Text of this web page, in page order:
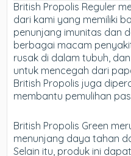
British Propolis Reguler
dari kami yang memiliki
penunjang imunitas dan
berbagai macam
rusak di dalam tubuh,
untuk mencegah dari
British Propolis juga
membantu pemulihan
British Propolis Green
menunjang daya tahan
Selain itu, produk ini